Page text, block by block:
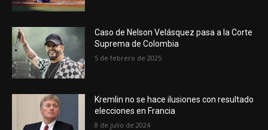
Caso de Nelson Velásquez pasa a la Corte
Suprema de Colombia
5 de febrero de 2025
Kremlin no se hace ilusiones con resultado
elecciones en Francia
8 de julio de 2024